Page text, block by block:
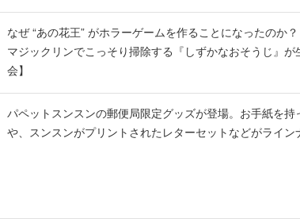
なぜ “あの花王” がホラーゲームを作ることになったのか
マジックリンでこっそり掃除する『しずかなおそうじ』
会】
パペットスンスンの郵便局限定グッズが登場。お手紙を持
や、スンスンがプリントされたレターセットなどがライン